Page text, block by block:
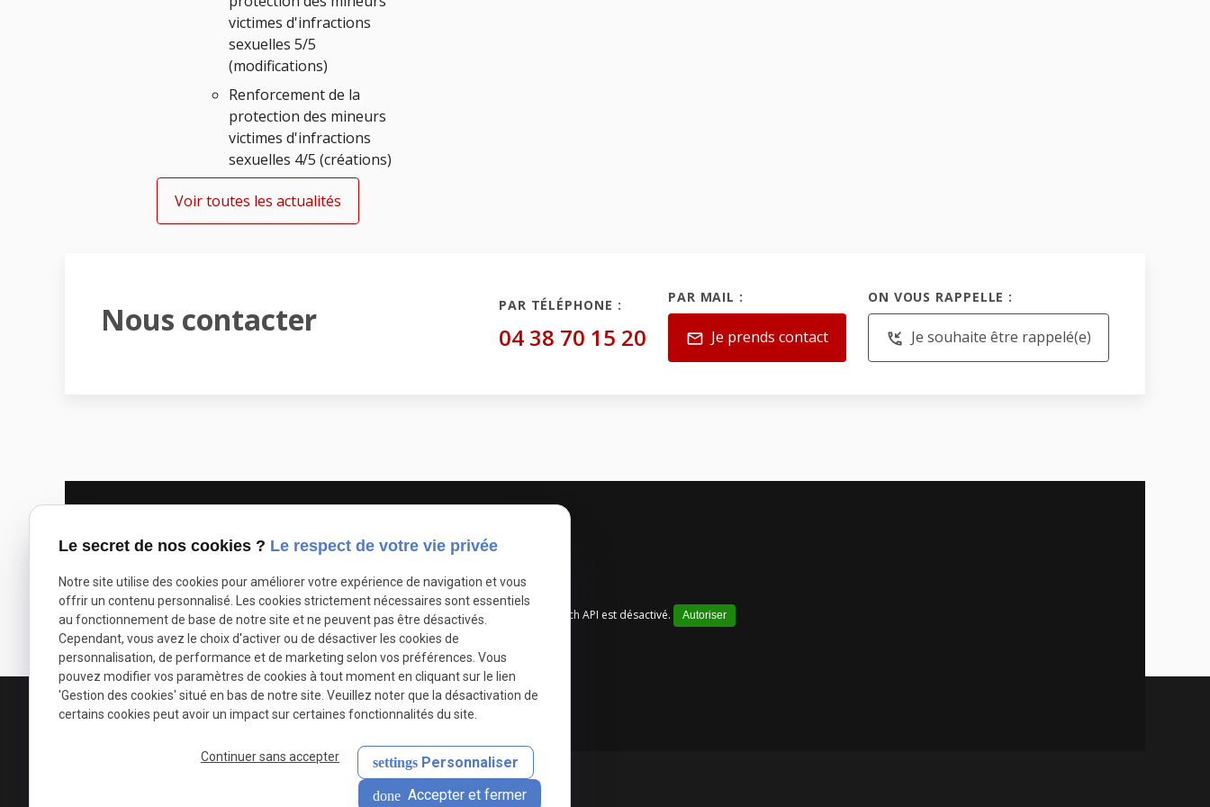
victimes d'infractions
sexuelles 5/5
(modifications)
Renforcement de la
protection des mineurs
victimes d'infractions
sexuelles 4/5 (créations)
Voir toutes les actualités
Nous contacter PAR TÉLÉPHONE :
04 38 70 15 20
PAR MAIL :
mail Je prends contact
ON VOUS RAPPELLE :
phone_callback Je souhaite être rappelé(e)
Google Maps Search API est désactivé. Autoriser
Le secret de nos cookies ? Le respect de votre vie privée
Notre site utilise des cookies pour améliorer votre expérience de navigation et vous
offrir un contenu personnalisé. Les cookies strictement nécessaires sont essentiels
au fonctionnement de base de notre site et ne peuvent pas être désactivés.
Cependant, vous avez le choix d'activer ou de désactiver les cookies de
personnalisation, de performance et de marketing selon vos préférences. Vous
pouvez modifier vos paramètres de cookies à tout moment en cliquant sur le lien
'Gestion des cookies' situé en bas de notre site. Veuillez noter que la désactivation de
certains cookies peut avoir un impact sur certaines fonctionnalités du site.
Continuer sans accepter
Personnaliser
Accepter et fermer